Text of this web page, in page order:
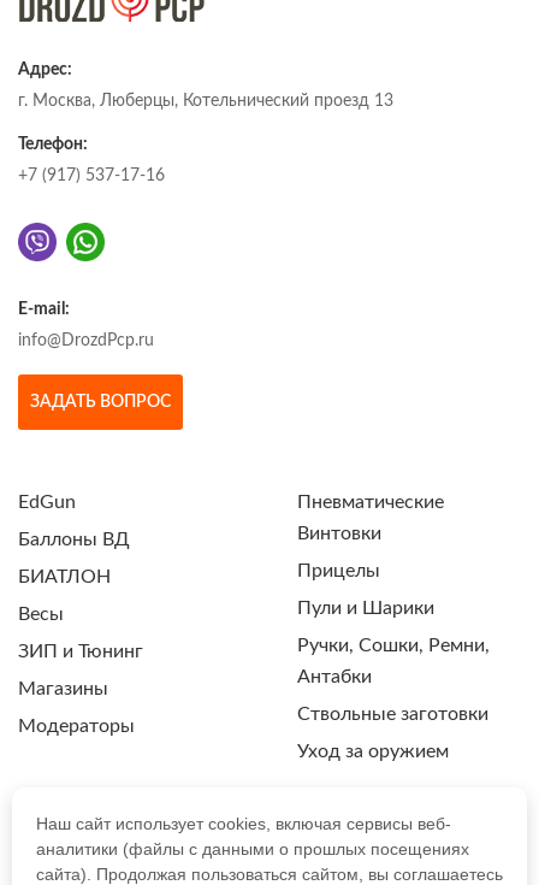
Адрес:
г. Москва, Люберцы, Котельнический проезд 13
Телефон:
+7 (917) 537-17-16
E-mail:
info@DrozdPcp.ru
ЗАДАТЬ ВОПРОС
EdGun
Баллоны ВД
БИАТЛОН
Весы
ЗИП и Тюнинг
Магазины
Модераторы
Пневматические
Винтовки
Прицелы
Пули и Шарики
Ручки, Сошки, Ремни,
Антабки
Ствольные заготовки
Уход за оружием
ПОЛИТИКА КОНФИДЕНЦИАЛЬНОСТИ
Наш сайт использует cookies, включая сервисы веб-
аналитики (файлы с данными о прошлых посещениях
сайта). Продолжая пользоваться сайтом, вы соглашаетесь